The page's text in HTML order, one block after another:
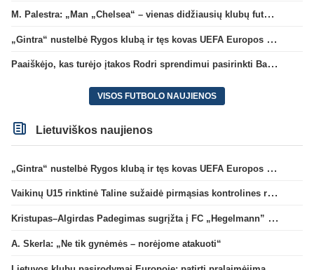
M. Palestra: „Man „Chelsea“ – vienas didžiausių klubų futbole“
„Gintra“ nustelbė Rygos klubą ir tęs kovas UEFA Europos taurės atrankoje
Paaiškėjo, kas turėjo įtakos Rodri sprendimui pasirinkti Barselonos pusę
VISOS FUTBOLO NAUJIENOS
Lietuviškos naujienos
„Gintra“ nustelbė Rygos klubą ir tęs kovas UEFA Europos taurės atrankoje
Vaikinų U15 rinktinė Taline sužaidė pirmąsias kontrolines rungtynes
Kristupas–Algirdas Padegimas sugrįžta į FC „Hegelmann” B sudėtį
A. Skerla: „Ne tik gynėmės – norėjome atakuoti“